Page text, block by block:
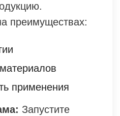
преимуществах:
применения
Запустите